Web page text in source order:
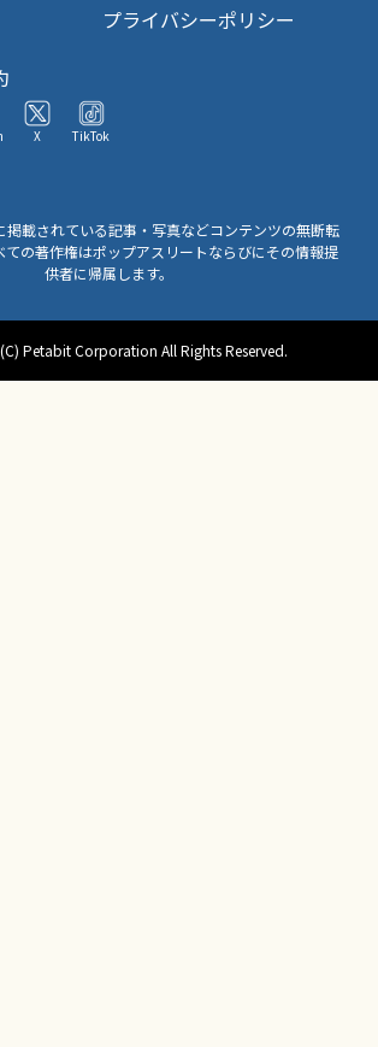
プライバシーポリシー
X TikTok
掲載されている記事・写真などコンテンツの無断転
ての著作権はポップアスリートならびにその情報提
供者に帰属します。
Petabit Corporation All Rights Reserved.